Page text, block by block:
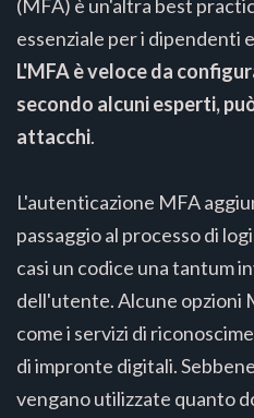
(MFA) è un'altra best
essenziale per i dipendenti
L'MFA è veloce da
secondo alcuni esperti,
attacchi.
L'autenticazione MFA
passaggio al processo di
casi un codice una tantum
dell'utente. Alcune opzioni
come i servizi di
di impronte digitali.
vengano utilizzate quanto